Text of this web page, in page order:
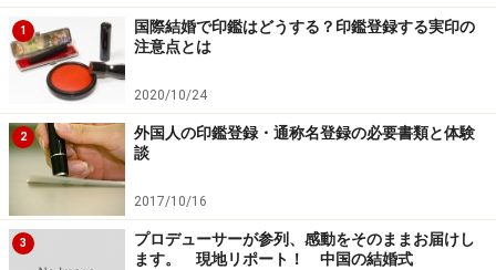
1
国際結婚で印鑑はどうする？印鑑登録する実印の
注意点とは
2020/10/24
2
外国人の印鑑登録・通称名登録の必要書類と体験
談
2017/10/16
3
プロデューサーが参列、感動をそのままお届けし
ます。 現地リポート！ 中国の結婚式